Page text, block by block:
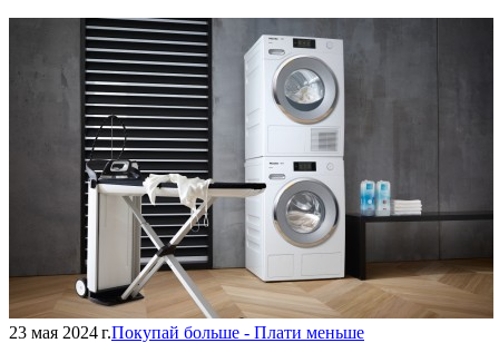
23 мая 2024 г.Покупай больше - Плати меньше